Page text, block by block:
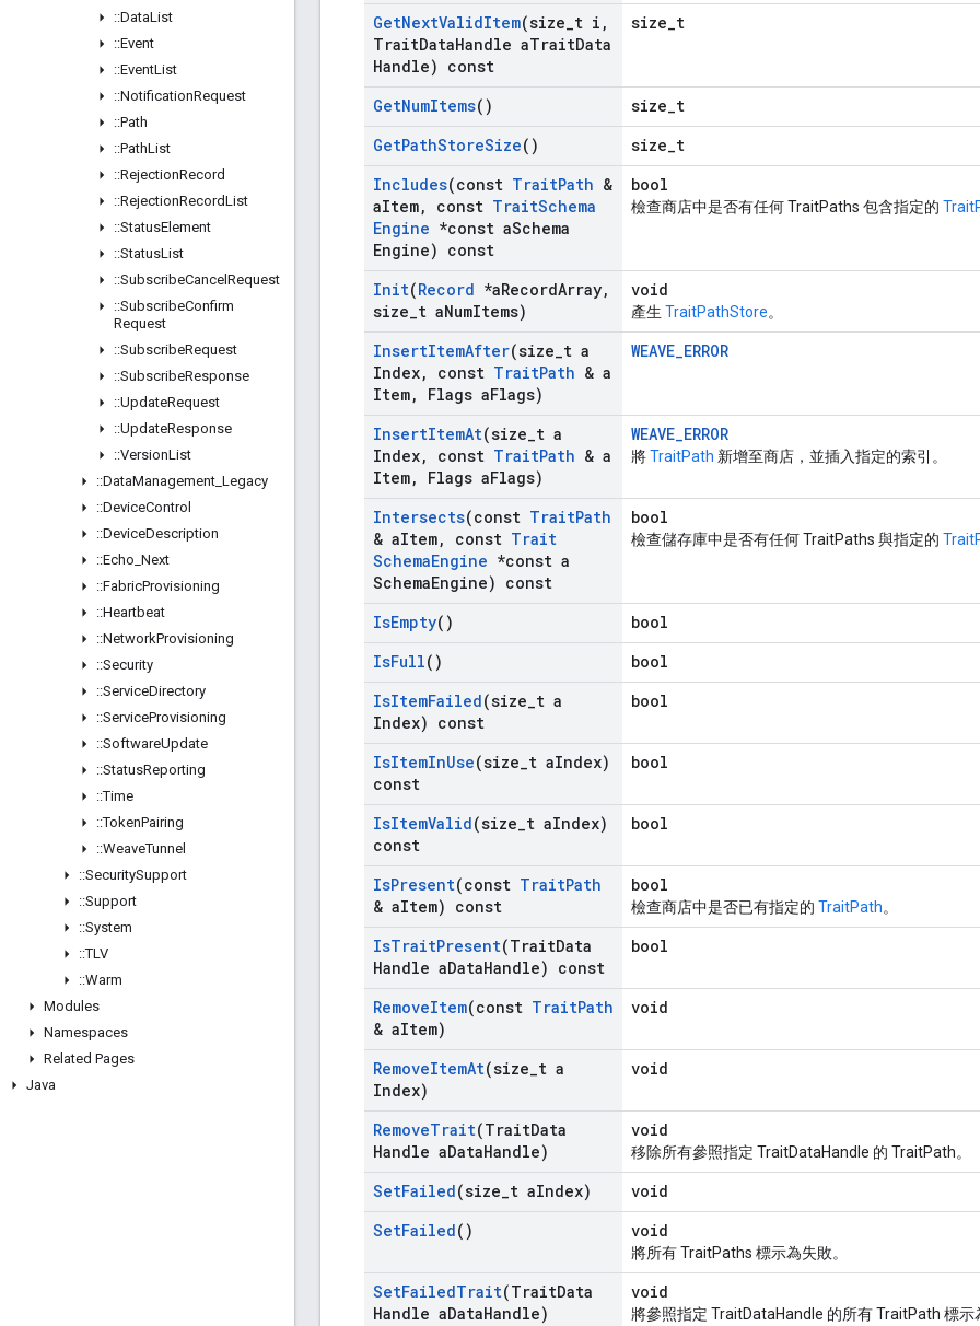
::DataList
::Event
::EventList
::NotificationRequest
::Path
::PathList
::RejectionRecord
::RejectionRecordList
::StatusElement
::StatusList
::SubscribeCancel Request
::SubscribeConfirm
Request
::SubscribeRequest
::SubscribeResponse
::UpdateRequest
::UpdateResponse
::VersionList
::DataManagement Legacy
::DeviceControl
::DeviceDescription
::Echo Next
::FabricProvisioning
::Heartbeat
::NetworkProvisioning
::Security
::ServiceDirectory
::ServiceProvisioning
::SoftwareUpdate
::StatusReporting
::Time
::TokenPairing
::WeaveTunnel
::SecuritySupport
::Support
::System
::TLV
::Warm
Modules
Namespaces
Related Pages
Java
GetNextValidItem(size t i ,
TraitDataHandle aTraitData
Handle) const
size_t
GetNumItems()
size_t
GetPathStoreSize()
size_t
Includes(const TraitPath &
aItem, const TraitSchema
Engine *const aSchema
Engine) const
bool
檢查商店中是否有任何 TraitPaths 包含指定的
Init(Record *aRecordArray,
size t aNumItems)
void
產生 TraitPathStore。
InsertItemAfter(size t a
Index, const TraitPath & a
Item, Flags aFlags)
WEAVE_ERROR
InsertItemAt(size t a
Index, const TraitPath & a
Item, Flags aFlags)
WEAVE_ERROR
將TraitPath 新增至商店，並插入指定的索引。
Intersects(const TraitPath
& aItem, const Trait
SchemaEngine *const a
SchemaEngine) const
bool
檢查儲存庫中是否有任何 TraitPaths 與指定的
IsEmpty()
bool
IsFull()
bool
IsItemFailed(size t a
Index) const
bool
IsItemInUse(size t aIndex)
const
bool
IsItemValid(size t aIndex)
const
bool
IsPresent(const TraitPath
& aItem) const
bool
檢查商店中是否已有指定的 TraitPath。
IsTraitPresent(TraitData
Handle aDataHandle) const
bool
RemoveItem(const TraitPath
& aItem)
void
RemoveItemAt(size t a
Index)
void
RemoveTrait(TraitData
Handle aDataHandle)
void
移除所有參照指定 TraitDataHandle 的 TraitPath。
SetFailed(size t aIndex)
void
SetFailed() void
將所有 TraitPaths 標示為失敗。
SetFailedTrait(TraitData
Handle aDataHandle)
void
將參照指定 TraitDataHandle 的所有 TraitPath 標示